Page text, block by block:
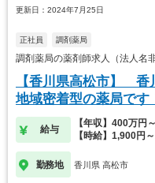
更新日：2024年7月25日
正社員 調剤薬局
調剤薬局の薬剤師求人（法人
【香川県高松市】 香
地域密着型の薬局です
給与
【年収】400万円
【時給】1,900円
勤務地 香川県 高松市